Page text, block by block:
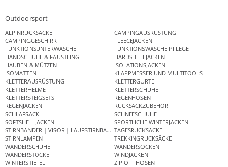
Outdoorsport
ALPINRUCKSÄCKE
CAMPINGAUSRÜSTUNG
CAMPINGGESCHIRR
FLEECEJACKEN
FUNKTIONSUNTERWÄSCHE
FUNKTIONSWÄSCHE PFLEGE
HANDSCHUHE & FÄUSTLINGE
HARDSHELLJACKEN
HAUBEN & MÜTZEN
ISOLATIONSJACKEN
ISOMATTEN
KLAPPMESSER UND MULTITOOLS
KLETTERAUSRÜSTUNG
KLETTERGURTE
KLETTERHELME
KLETTERSCHUHE
KLETTERSTEIGSETS
REGENHOSEN
REGENJACKEN
RUCKSACKZUBEHÖR
SCHLAFSACK
SCHNEESCHUHE
SOFTSHELLJACKEN
SPORTLICHE WINTERJACKEN
STIRNBÄNDER | VISOR | LAUFSTIRNBANDTAGESRUCKSÄCKE
STIRNLAMPEN
TREKKINGRUCKSÄCKE
WANDERSCHUHE
WANDERSOCKEN
WANDERSTÖCKE
WINDJACKEN
WINTERSTIEFEL
ZIP OFF HOSEN